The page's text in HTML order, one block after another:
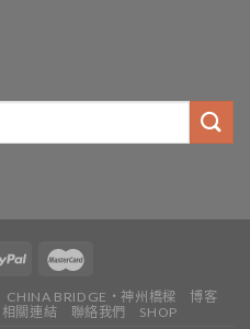
CHINA BRIDGE・神州橋樑
博客
相關連結 聯絡我們 SHOP